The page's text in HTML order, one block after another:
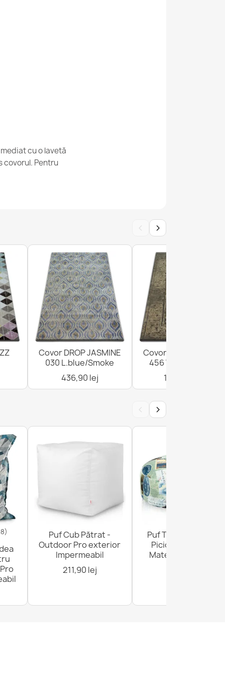
cu o lavetă
covorul. Pentru
‹ ›
Covor DROP JASMINE
030 L.blue/Smoke
436,90 lej
Covor DROP
456 Vizon/D.beige
1.376,90 lej
‹ ›
Puf Cub Pătrat -
Outdoor Pro exterior
Impermeabil
211,90 lej
Puf Taburet Suport
Picioare Rotund -
Material Imprimeu